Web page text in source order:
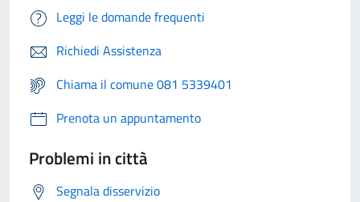
Leggi le domande frequenti
Richiedi Assistenza
Chiama il comune 081 5339401
Prenota un appuntamento
Problemi in città
Segnala disservizio